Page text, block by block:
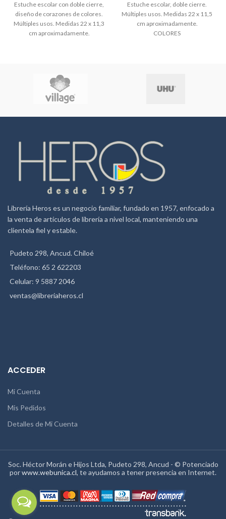
Estuche escolar con doble cierre,
diseño de corazones de colores.
Múltiples usos. Medidas 22 x 11,3
cm aproximadamente.
Estuche escolar, doble cierre.
Múltiples usos. Medidas 22 x 11,5
cm aproximadamente.
COLORES
Calipso
DISPONIBILIDAD)
Librería Heros es un negocio familiar, fundado en 1957, enfocado a
la venta de artículos de librería a nivel local, manteniendo una
clientela fiel y estable.
Pudeto 298, Ancud. Chiloé
Teléfono: 65 2 622203
Celular: 9 5887 2046
ventas@libreriaheros.cl
ACCEDER
Mi Cuenta
Mis Pedidos
Detalles de Mi Cuenta
Soc. Héctor Morán e Hijos Ltda, Pudeto 298, Ancud - © Potenciado
porwww.webunica.cl, te ayudamos a tener presencia en Internet.